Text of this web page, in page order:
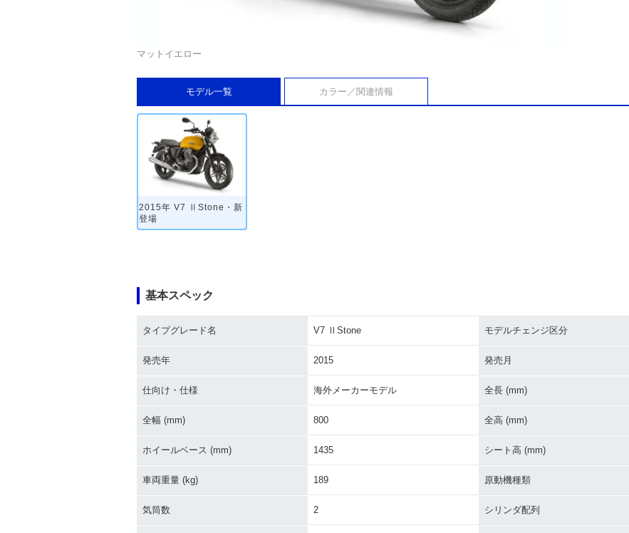
マットイエロー
モデル一覧 カラー／関連情報
2015年 V7 ⅡStone・新
登場
基本スペック
タイプグレード名 V7 ⅡStone モデルチェンジ区分
発売年 2015 発売月
仕向け・仕様 海外メーカーモデル 全長 (mm)
全幅 (mm) 800 全高 (mm)
ホイールベース (mm) 1435 シート高 (mm)
車両重量 (kg) 189 原動機種類
気筒数 2 シリンダ配列